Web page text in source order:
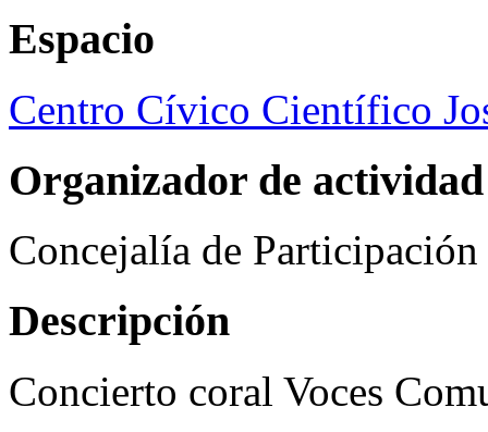
Espacio
Centro Cívico Científico
Organizador de actividad
Concejalía de
Descripción
Concierto coral Voces